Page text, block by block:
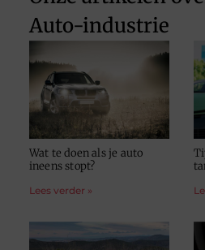
Auto-industrie
Wat te doen als je auto
ineens stopt?
Lees verder »